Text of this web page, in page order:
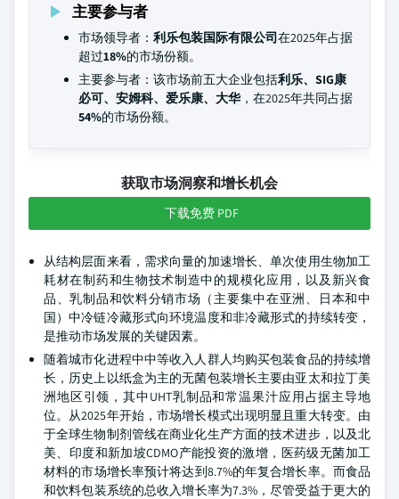
主要参与者
市场领导者： 利乐包装国际有限公司在2025年占据
超过18%的市场份额。
主要参与者：该市场前五大企业包括利乐、SIG康
必可、安姆科、爱乐康、大华，在2025年共同占据
54%的市场份额。
获取市场洞察和增长机会
下载免费 PDF
从结构层面来看，需求向量的加速增长、单次使用生物加工
耗材在制药和生物技术制造中的规模化应用，以及新兴食
品、乳制品和饮料分销市场（主要集中在亚洲、日本和中
国）中冷链冷藏形式向环境温度和非冷藏形式的持续转变，
是推动市场发展的关键因素。
随着城市化进程中中等收入人群人均购买包装食品的持续增
长，历史上以纸盒为主的无菌包装增长主要由亚太和拉丁美
洲地区引领，其中UHT乳制品和常温果汁应用占据主导地
位。从2025年开始，市场增长模式出现明显且重大转变。由
于全球生物制剂管线在商业化生产方面的技术进步，以及北
美、印度和新加坡CDMO产能投资的激增，医药级无菌加工
材料的市场增长率预计将达到8.7%的年复合增长率。而食品
和饮料包装系统的总收入增长率为7.3%，尽管受益于更大的